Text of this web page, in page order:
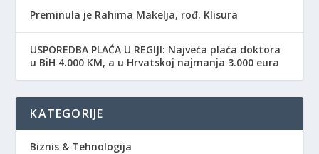
Preminula je Rahima Makelja, rođ. Klisura
USPOREDBA PLAĆA U REGIJI: Najveća plaća doktora
u BiH 4.000 KM, a u Hrvatskoj najmanja 3.000 eura
KATEGORIJE
Biznis & Tehnologija